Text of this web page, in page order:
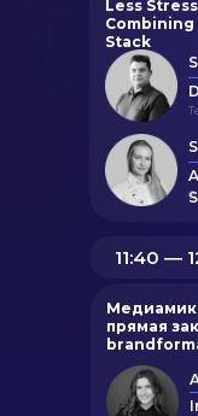
прямая
11:40 ―
Less
Stack